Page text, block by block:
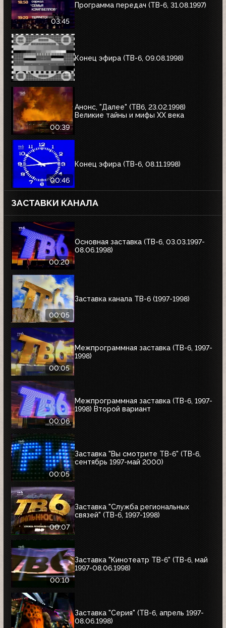
03:45
Программа передач (ТВ-6, 31.08.1997)
Конец эфира (ТВ-6, 09.08.1998)
00:39
Анонс, "Далее" (ТВ6, 23.02.1998)
Великие тайны и мифы XX века
00:46
Конец эфира (ТВ-6, 08.11.1998)
ЗАСТАВКИ КАНАЛА
00:20
Основная заставка (ТВ-6, 03.03.1997-
08.06.1998)
00:05
Заставка канала ТВ-6 (1997-1998)
00:05
Межпрограммная заставка (ТВ-6, 1997-
1998)
00:06
Межпрограммная заставка (ТВ-6, 1997-
1998) Второй вариант
00:05
Заставка "Вы смотрите ТВ-6" (ТВ-6,
сентябрь 1997-май 2000)
00:07
Заставка "Служба региональных
связей" (ТВ-6, 1997-1998)
00:10
Заставка "Кинотеатр ТВ-6" (ТВ-6, май
1997-08.06.1998)
Заставка "Серия" (ТВ-6, апрель 1997-
08.06.1998)